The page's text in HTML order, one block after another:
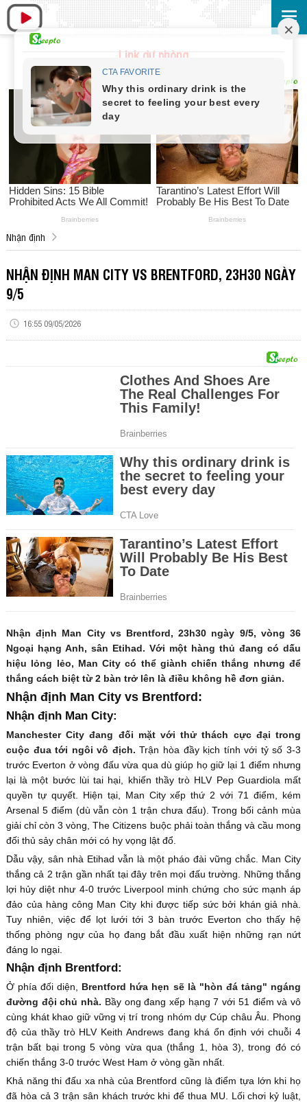
Link dự phòng
Nhận định
NHẬN ĐỊNH MAN CITY VS BRENTFORD, 23H30 NGÀY
9/5
16:55 09/05/2026
Nhận định Man City vs Brentford, 23h30 ngày 9/5, vòng 36
Ngoại hạng Anh, sân Etihad. Với một hàng thủ đang có dấu
hiệu lỏng lẻo, Man City có thể giành chiến thắng nhưng để
thắng cách biệt từ 2 bàn trở lên là điều không hề đơn giản.
Nhận định Man City vs Brentford:
Nhận định Man City:
Manchester City đang đối mặt với thử thách cực đại trong
cuộc đua tới ngôi vô địch. Trận hòa đầy kịch tính với tỷ số 3-3
trước Everton ở vòng đấu vừa qua dù giúp họ giữ lại 1 điểm nhưng
lại là một bước lùi tai hại, khiến thầy trò HLV Pep Guardiola mất
quyền tự quyết. Hiện tại, Man City xếp thứ 2 với 71 điểm, kém
Arsenal 5 điểm (dù vẫn còn 1 trận chưa đấu). Trong bối cảnh mùa
giải chỉ còn 3 vòng, The Citizens buộc phải toàn thắng và cầu mong
đối thủ sảy chân mới có hy vọng lật đổ.
Dẫu vậy, sân nhà Etihad vẫn là một pháo đài vững chắc. Man City
thắng cả 2 trận gần nhất tại đây trên mọi đấu trường. Những thắng
lợi hủy diệt như 4-0 trước Liverpool minh chứng cho sức mạnh áp
đảo của hàng công Man City khi được tiếp sức bởi khán giả nhà.
Tuy nhiên, việc để lọt lưới tới 3 bàn trước Everton cho thấy hệ
thống phòng ngự của họ đang bắt đầu xuất hiện những rạn nứt
đáng lo ngại.
Nhận định Brentford:
Ở phía đối diện, Brentford hứa hẹn sẽ là "hòn đá tảng" ngáng
đường đội chủ nhà. Bầy ong đang xếp hạng 7 với 51 điểm và vô
cùng khát khao giữ vững vị trí trong nhóm dự Cúp châu Âu. Phong
độ của thầy trò HLV Keith Andrews đang khá ổn định với chuỗi 4
trận bất bại trong 5 vòng vừa qua (thắng 1, hòa 3), trong đó có
chiến thắng 3-0 trước West Ham ở vòng gần nhất.
Khả năng thi đấu xa nhà của Brentford cũng là điểm tựa lớn khi họ
đã hòa cả 3 trận sân khách trước khi để thua MU. Lối chơi kỷ luật,